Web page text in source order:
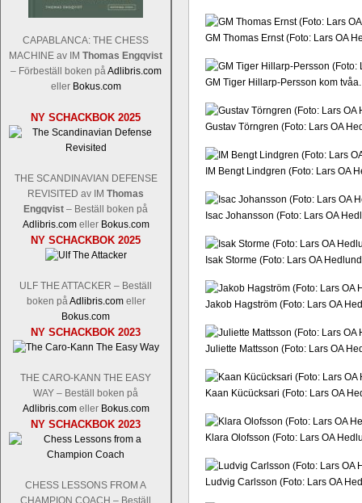
CAPABLANCA: THE CHESS
MACHINE av IM Thomas Engqvist
– Förbeställ boken påAdlibris.com
eller Bokus.com
NY SCHACKBOK 2025
THE SCANDINAVIAN DEFENSE
REVISITED av IM Thomas
Engqvist – Beställ boken på
Adlibris.comeller Bokus.com
NY SCHACKBOK 2025
ULF THE ATTACKER – Beställ
boken påAdlibris.comeller
Bokus.com
NY SCHACKBOK 2023
THE CARO-KANN THE EASY
WAY – Beställ boken på
Adlibris.comeller Bokus.com
NY SCHACKBOK 2023
CHESS LESSONS FROM A
CHAMPION COACH – Beställ
GM Thomas Ernst (Foto: Lars OA
GM Tiger Hillarp-Persson kom
Gustav Törngren (Foto: Lars OA
IM Bengt Lindgren (Foto: Lars OA
Isac Johansson (Foto: Lars OA
Isak Storme (Foto: Lars OA
Jakob Hagström (Foto: Lars OA
Juliette Mattsson (Foto: Lars OA
Kaan Kücücksari (Foto: Lars OA
Klara Olofsson (Foto: Lars OA
Ludvig Carlsson (Foto: Lars OA